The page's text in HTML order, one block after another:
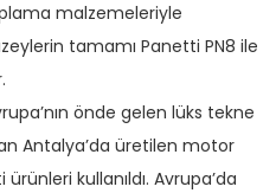
malzemeleriyle
tamamı Panetti PN8 ile
önde gelen lüks tekne
Antalya’da üretilen motor
ürünleri kullanıldı. Avrupa’da